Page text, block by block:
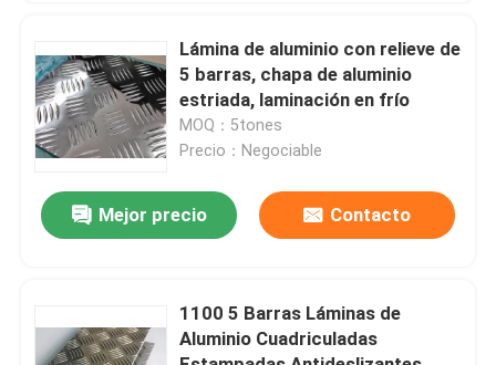
Viaje de la fábrica
Control de calidad
Éntrenos en contacto con
Casos
Lámina de aluminio con relieve de
5 barras, chapa de aluminio
estriada, laminación en frío
MOQ：5tones
Precio：Negociable
Mejor precio Contacto
1100 5 Barras Láminas de
Aluminio Cuadriculadas